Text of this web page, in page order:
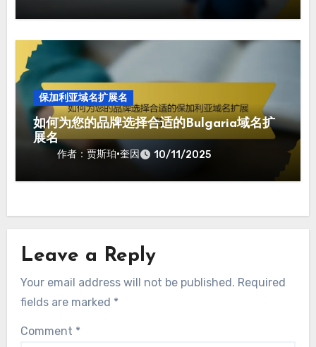
保加利亚域名扩展名
如何为您的品牌选择合适的Bulgaria域名扩
展名
作者：贾斯珀·奎因 10/11/2025
Leave a Reply
Your email address will not be published. Required
fields are marked *
Comment *